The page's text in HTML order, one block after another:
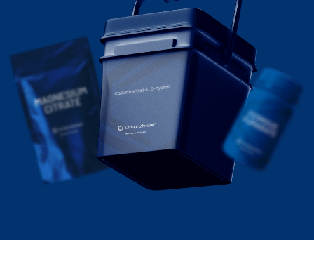
Kaliumtartrat-0.5-hydrat